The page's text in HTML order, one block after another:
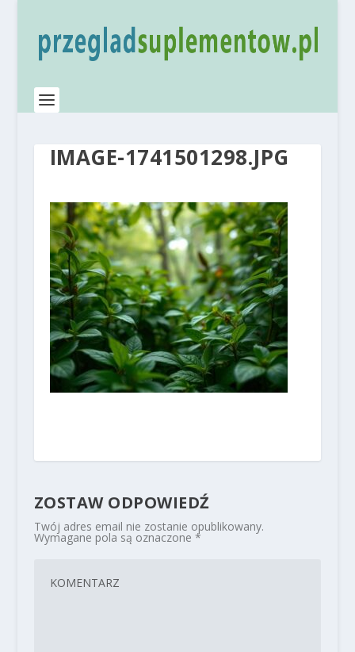
IMAGE-1741501298.JPG
ZOSTAW ODPOWIEDŹ
Twój adres email nie zostanie opublikowany.
Wymagane pola są oznaczone *